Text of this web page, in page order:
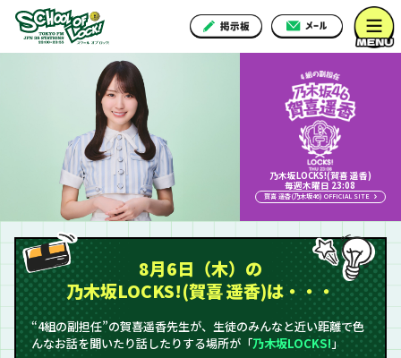
乃木坂LOCKS!(賀喜 遥香)
毎週木曜日 23:08
賀喜 遥香(乃木坂46) OFFICIAL SITE
8月6日（木）の
乃木坂LOCKS!(賀喜 遥香)は・・・
“4組の副担任”の賀喜遥香先生が、生徒のみんなと近い距離で色
んなお話を聞いたり話したりする場所が「乃木坂LOCKS!」